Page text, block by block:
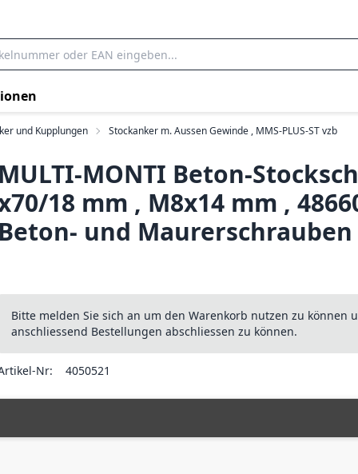
und Kupplungen Stockanker m. Aussen Gewinde , MMS-PLUS-ST vzb
MULTI-MONTI Beton-
18 mm , M8x14 mm ,
Beton- und Maurerschrauben
Bitte melden Sie sich an um den Warenkorb nutzen zu können
anschliessend Bestellungen abschliessen zu können.
Nr: 4050521